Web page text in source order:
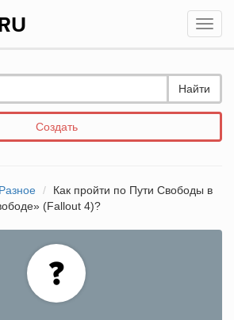
Найти
Создать
Разное
Как пройти по Пути Свободы в
(Fallout 4)?